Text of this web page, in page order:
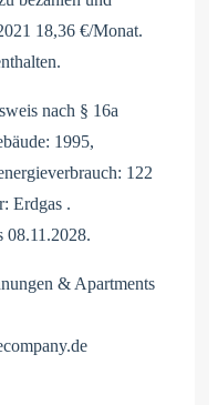
18,36 €/Monat.
nach § 16a
1995,
122
Erdgas .
08.11.2028.
& Apartments